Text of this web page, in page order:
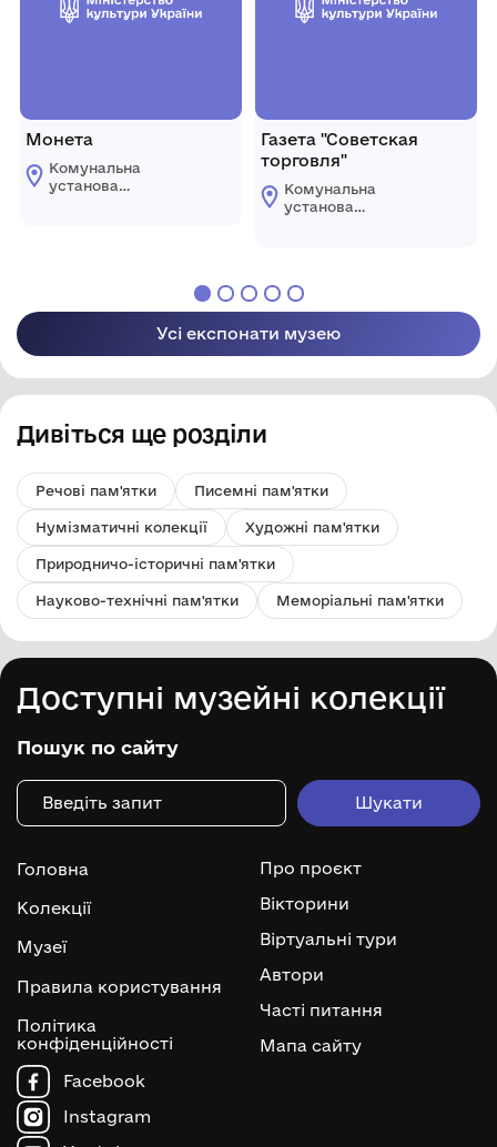
Монета
Комунальна
установа
Газета "Советская
торговля"
Комунальна
установа
ради Львівської
області
Усі експонати музею
Дивіться ще розділи
Речові пам'ятки Писемні пам'ятки
Нумізматичні колекції Художні пам'ятки
Природничо-історичні пам'ятки
Науково-технічні пам'ятки Меморіальні пам'ятки
Доступні музейні колекції
Пошук по сайту
Головна
Колекції
Музеї
Правила користування
Політика
конфіденційності
Про проєкт
Вікторини
Віртуальні тури
Автори
Часті питання
Мапа сайту
Facebook
Instagram